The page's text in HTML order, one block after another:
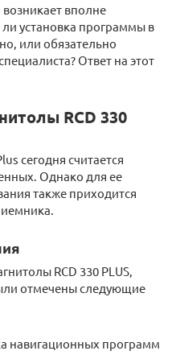
вполне
установка программы в
или обязательно
Ответ на этот
RCD 330
сегодня считается
Однако для ее
также приходится
RCD 330 PLUS,
отмечены следующие
навигационных программ